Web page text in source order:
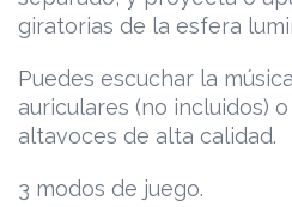
giratorias de la esfera
Puedes escuchar la
auriculares (no incluidos)
altavoces de alta calidad.
3 modos de juego.